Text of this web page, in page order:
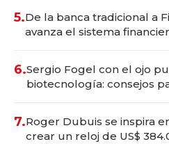
5.De la banca tradicional a
avanza el sistema
6.Sergio Fogel con el ojo
biotecnología: consejos
7.Roger Dubuis se inspira
crear un reloj de US$